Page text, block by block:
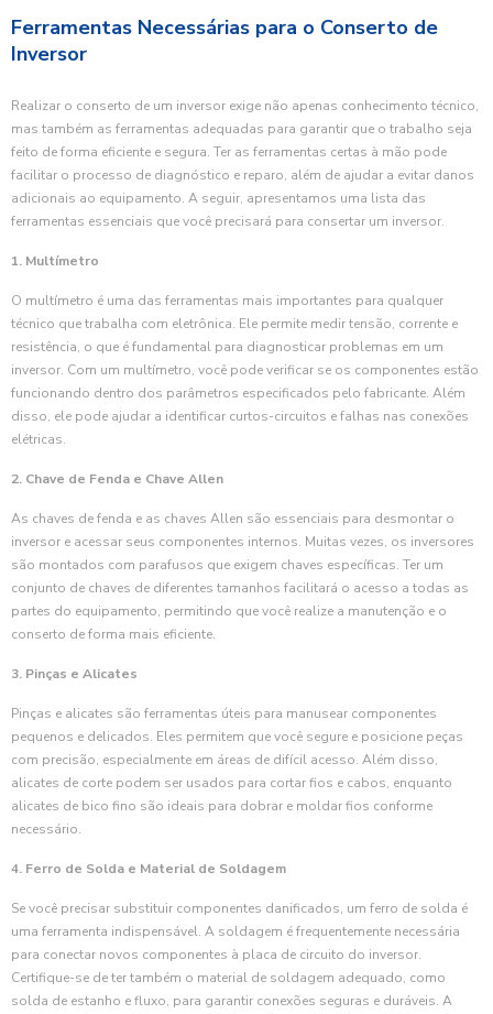
Ferramentas Necessárias para o Conserto de
Inversor
Realizar o conserto de um inversor exige não apenas conhecimento técnico,
mas também as ferramentas adequadas para garantir que o trabalho seja
feito de forma eficiente e segura. Ter as ferramentas certas à mão pode
facilitar o processo de diagnóstico e reparo, além de ajudar a evitar danos
adicionais ao equipamento. A seguir, apresentamos uma lista das
ferramentas essenciais que você precisará para consertar um inversor.
1. Multímetro
O multímetro é uma das ferramentas mais importantes para qualquer
técnico que trabalha com eletrônica. Ele permite medir tensão, corrente e
resistência, o que é fundamental para diagnosticar problemas em um
inversor. Com um multímetro, você pode verificar se os componentes estão
funcionando dentro dos parâmetros especificados pelo fabricante. Além
disso, ele pode ajudar a identificar curtos-circuitos e falhas nas conexões
elétricas.
2. Chave de Fenda e Chave Allen
As chaves de fenda e as chaves Allen são essenciais para desmontar o
inversor e acessar seus componentes internos. Muitas vezes, os inversores
são montados com parafusos que exigem chaves específicas. Ter um
conjunto de chaves de diferentes tamanhos facilitará o acesso a todas as
partes do equipamento, permitindo que você realize a manutenção e o
conserto de forma mais eficiente.
3. Pinças e Alicates
Pinças e alicates são ferramentas úteis para manusear componentes
pequenos e delicados. Eles permitem que você segure e posicione peças
com precisão, especialmente em áreas de difícil acesso. Além disso,
alicates de corte podem ser usados para cortar fios e cabos, enquanto
alicates de bico fino são ideais para dobrar e moldar fios conforme
necessário.
4. Ferro de Solda e Material de Soldagem
Se você precisar substituir componentes danificados, um ferro de solda é
uma ferramenta indispensável. A soldagem é frequentemente necessária
para conectar novos componentes à placa de circuito do inversor.
Certifique-se de ter também o material de soldagem adequado, como
solda de estanho e fluxo, para garantir conexões seguras e duráveis. A